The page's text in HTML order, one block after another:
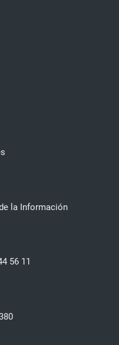
la Información
56 11